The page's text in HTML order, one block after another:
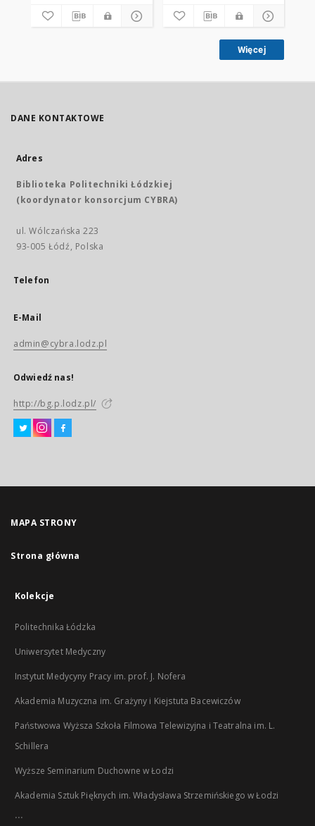
Więcej
DANE KONTAKTOWE
Adres
Biblioteka Politechniki Łódzkiej
(koordynator konsorcjum CYBRA)
ul. Wólczańska 223
93-005 Łódź, Polska
Telefon
E-Mail
admin@cybra.lodz.pl
Odwiedź nas!
http://bg.p.lodz.pl/
MAPA STRONY
Strona główna
Kolekcje
Politechnika Łódzka
Uniwersytet Medyczny
Instytut Medycyny Pracy im. prof. J. Nofera
Akademia Muzyczna im. Grażyny i Kiejstuta Bacewiczów
Państwowa Wyższa Szkoła Filmowa Telewizyjna i Teatralna im. L.
Schillera
Wyższe Seminarium Duchowne w Łodzi
Akademia Sztuk Pięknych im. Władysława Strzemińskiego w Łodzi
...